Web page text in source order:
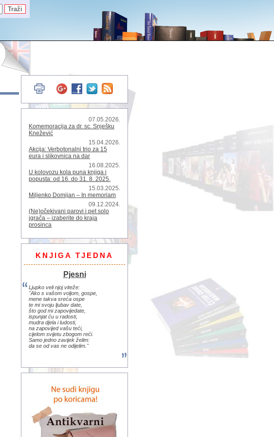
07.05.2026.
Komemoracija za dr. sc. Snješku
Knežević
15.04.2026.
Akcija: Verbotonalni trio za 15
eura i slikovnica na dar
16.08.2025.
U kolovozu kola puna knjiga i
popusta: od 16. do 31. 8. 2025.
15.03.2025.
Miljenko Domijan – In memoriam
09.12.2024.
(Ne)očekivani parovi i pet solo
igrača – izaberite do kraja
prosinca
KNJIGA TJEDNA
Pjesni
Ljupko veli njoj viteže:
"Ako s vašom voljom, gospe,
mene takva sreća ospe
te mi svoju ljubav date,
što god mi zapovijedate,
ispunjat ću u radosti,
mudra djela i ludosti,
na zapovijed vašu teći,
cijelom svijetu zbogom reći.
Samo jedno zavijek želim:
da se od vas ne odijelim."